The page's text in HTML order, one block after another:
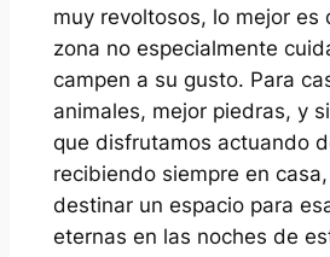
muy revoltosos, lo mejor es
zona no especialmente
campen a su gusto. Para
animales, mejor piedras, y
que disfrutamos actuando
recibiendo siempre en
destinar un espacio para
eternas en las noches de